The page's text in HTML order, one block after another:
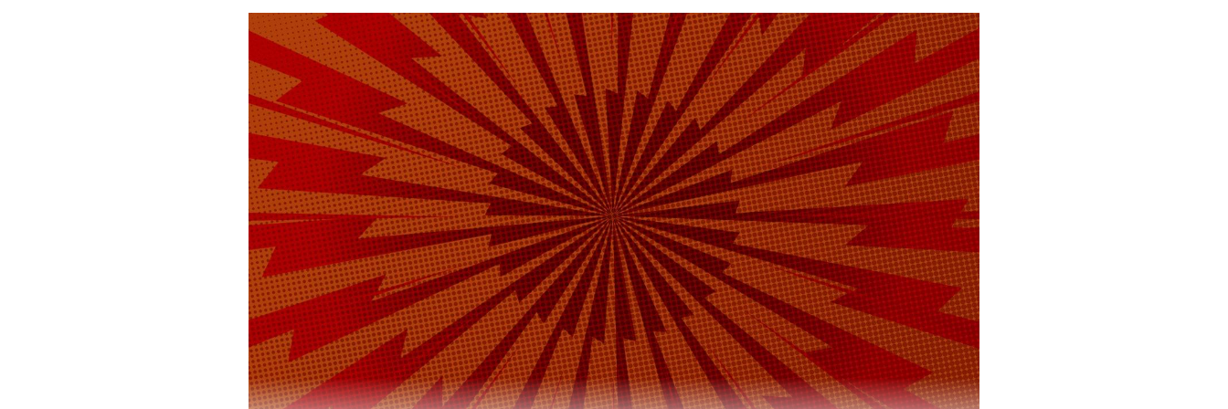
и находили здесь новых приятелей. В некоторые дни тут проходили
концерты и игры с Дедом Морозом и другими новогодними героями.
Ежедневно организаторы устраивали спортивные старты. Для самых
выносливых были предусмотрены призы.
Фестиваль «Путешествие в Рождество» еще долго будут вспоминать
жители столицы, но впереди другие проекты от «Московских сезонов».
Как проходил зимний фестиваль, вы можете узнать насайте.
#москва #новогодние праздники #фестиваль #рождество
Денис Герасимов журналист отдела «undefined»